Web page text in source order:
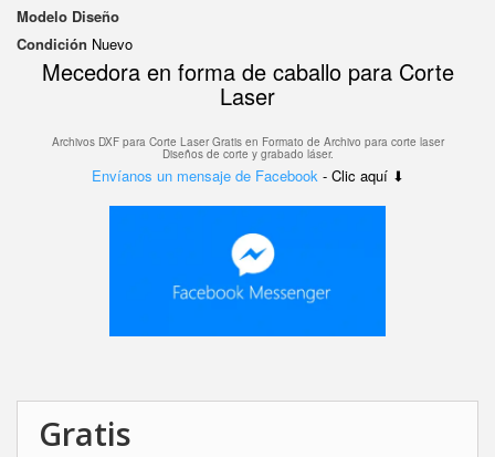
Modelo Diseño
Condición Nuevo
Mecedora en forma de caballo para Corte
Laser
Archivos DXF para Corte Laser Gratis en Formato de Archivo para corte laser
Diseños de corte y grabado láser.
Envíanos un mensaje de Facebook - Clic aquí ⬇
Gratis